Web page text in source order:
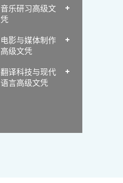
音乐研习高级文
凭
电影与媒体制作
高级文凭
翻译科技与现代
语言高级文凭